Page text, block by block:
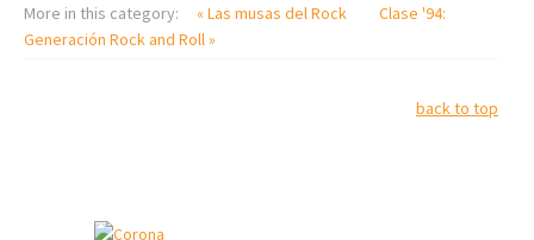
More in this category: « Las musas del Rock
Clase '94:
Generación Rock and Roll »
back to top